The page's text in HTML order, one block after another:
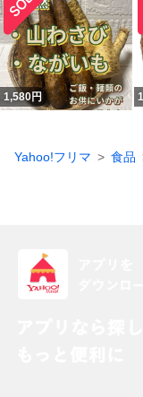
1,580円
Yahoo!フリマ 食品